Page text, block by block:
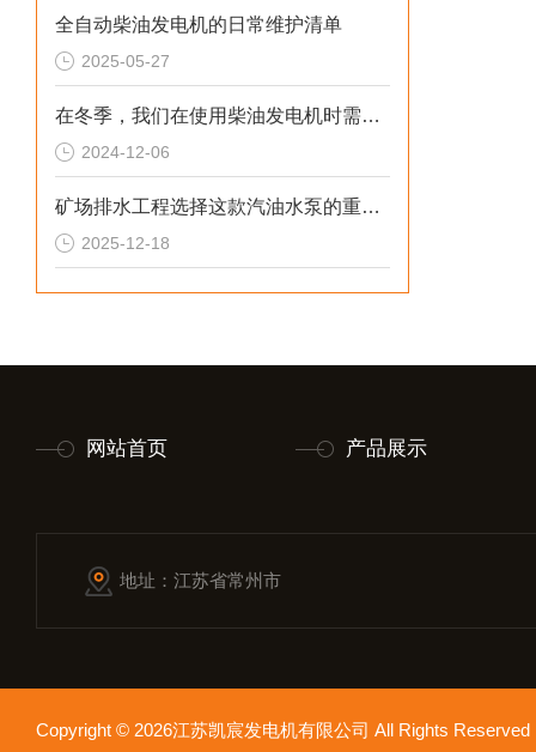
全自动柴油发电机的日常维护清单
2025-05-27
在冬季，我们在使用柴油发电机时需要注意什么呢？
2024-12-06
矿场排水工程选择这款汽油水泵的重要性
2025-12-18
网站首页 产品展示
地址：江苏省常州市
Copyright © 2026江苏凯宸发电机有限公司 All Rights